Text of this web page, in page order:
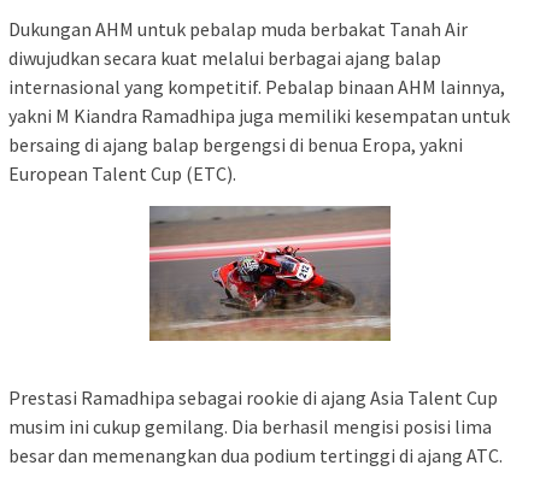
Dukungan AHM untuk pebalap muda berbakat Tanah Air
diwujudkan secara kuat melalui berbagai ajang balap
internasional yang kompetitif. Pebalap binaan AHM lainnya,
yakni M Kiandra Ramadhipa juga memiliki kesempatan untuk
bersaing di ajang balap bergengsi di benua Eropa, yakni
European Talent Cup (ETC).
Prestasi Ramadhipa sebagai rookie di ajang Asia Talent Cup
musim ini cukup gemilang. Dia berhasil mengisi posisi lima
besar dan memenangkan dua podium tertinggi di ajang ATC.